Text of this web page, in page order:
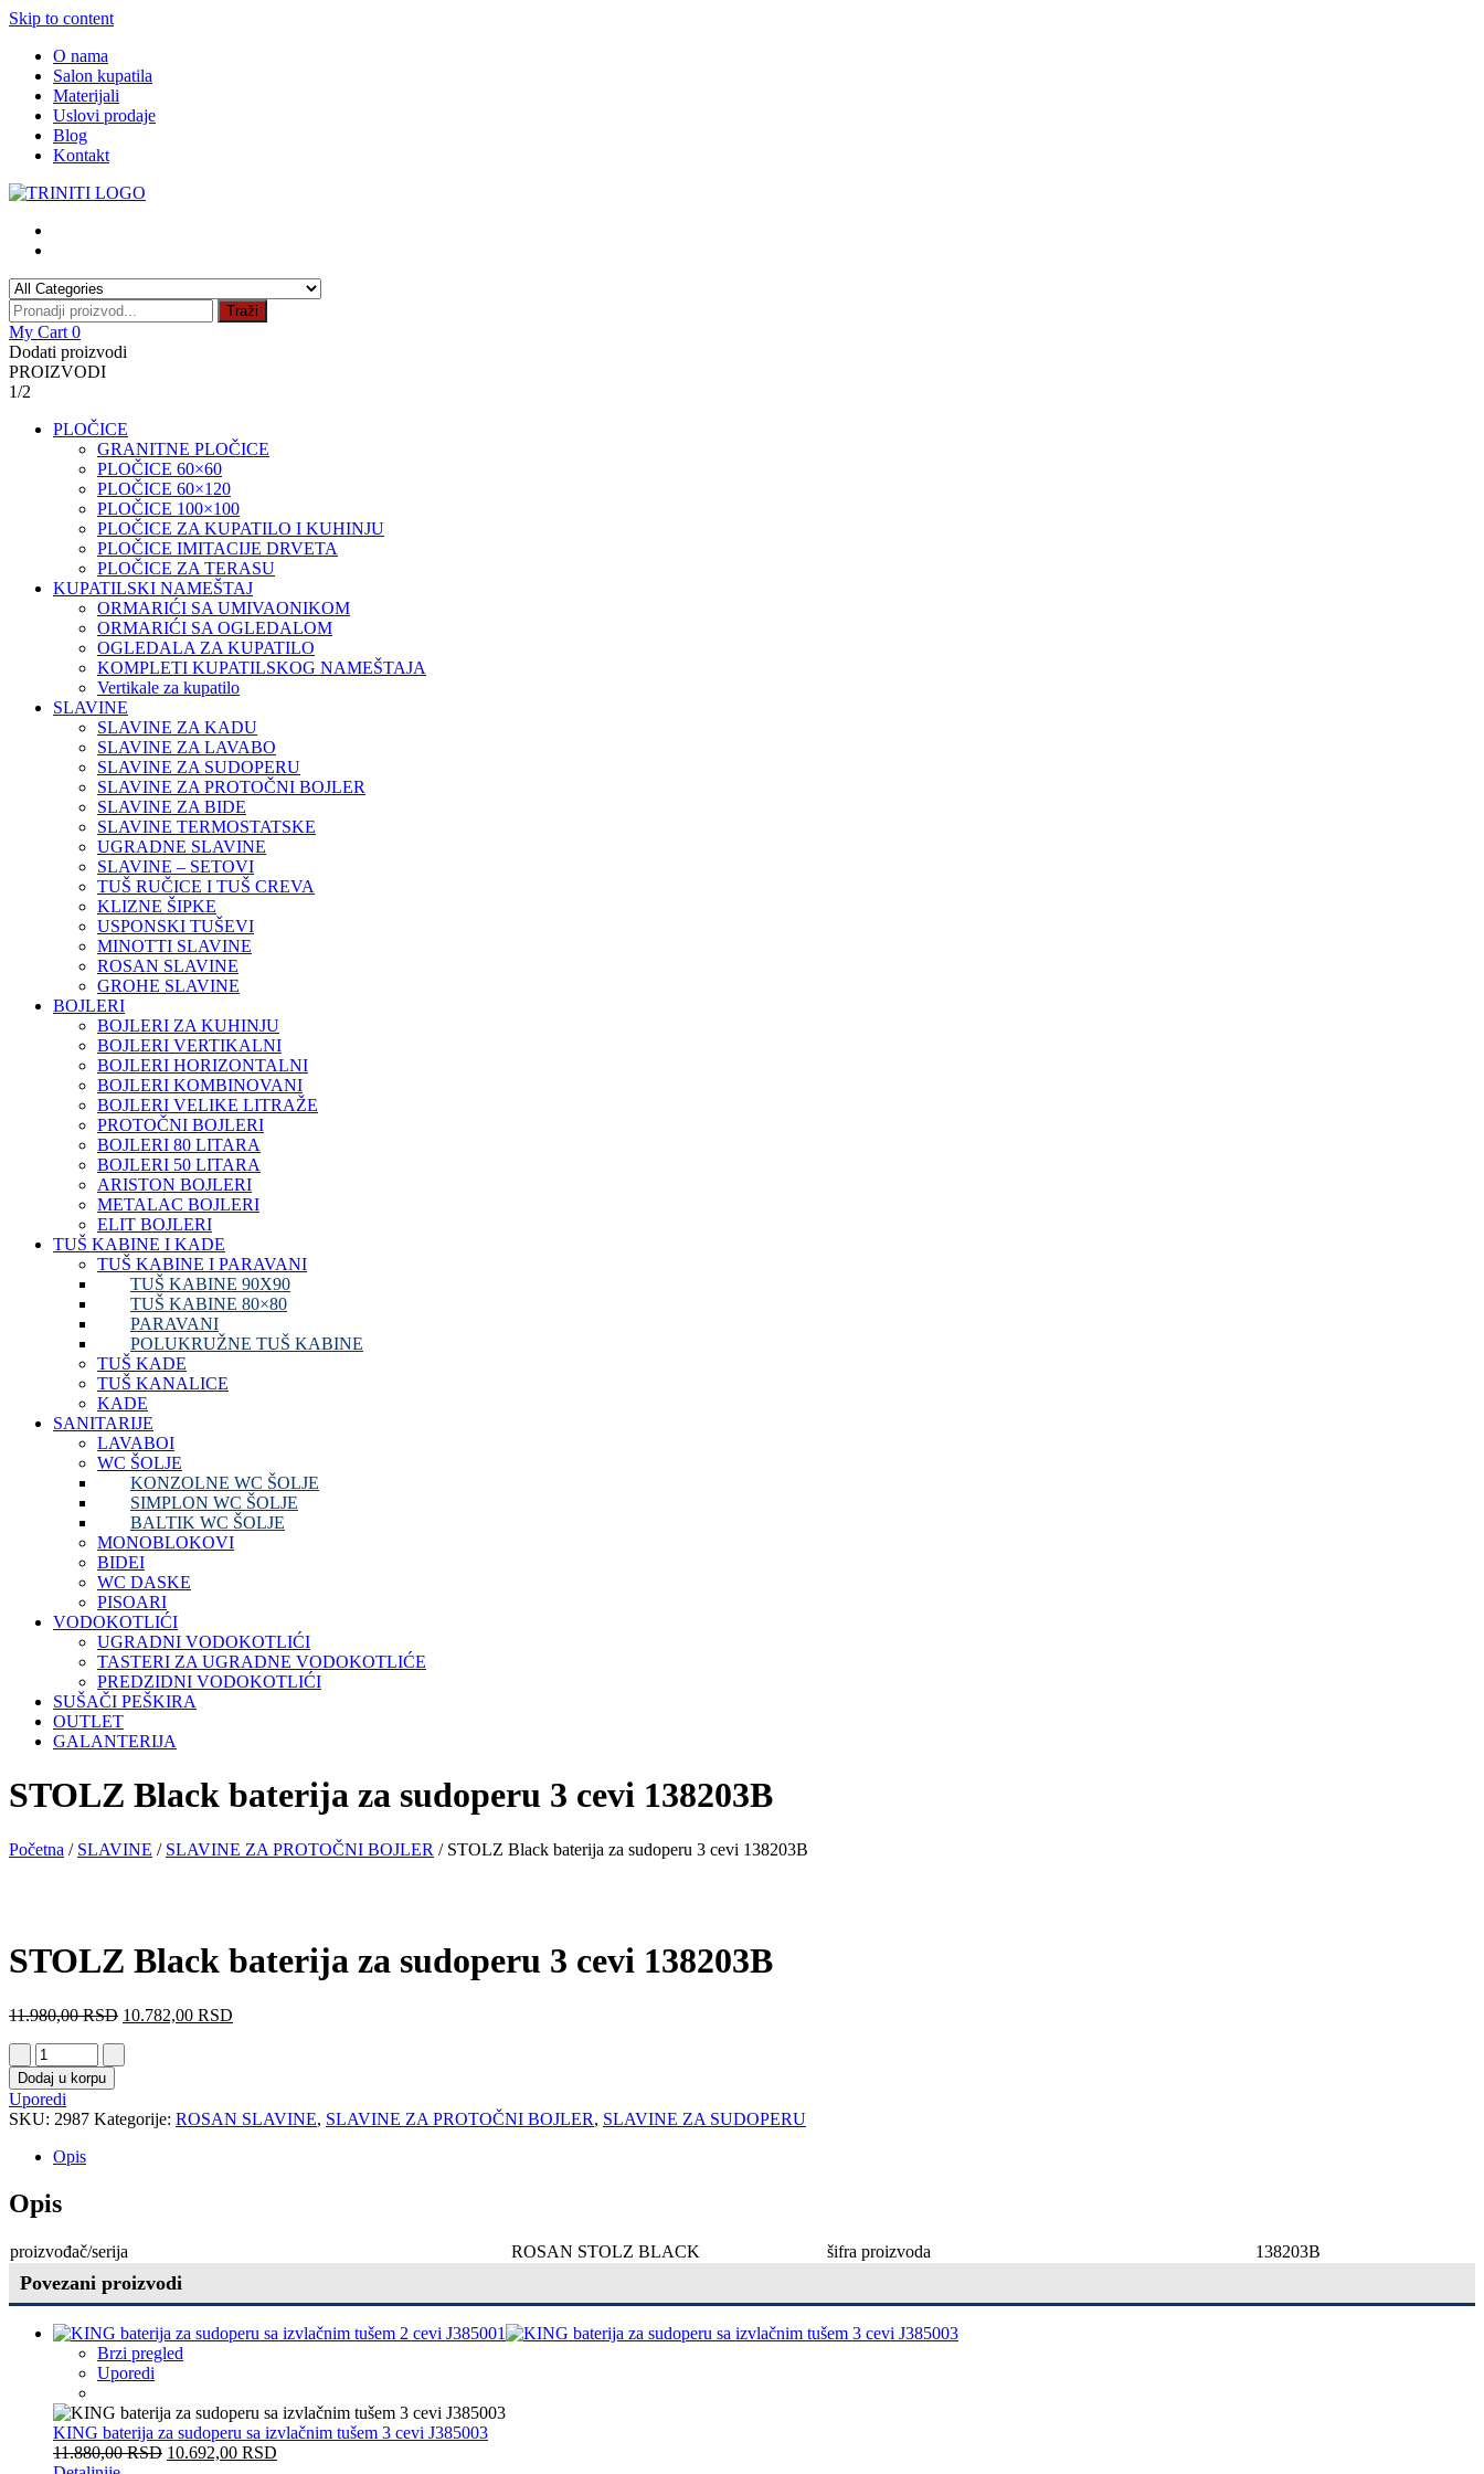
Skip to content
O nama
Salon kupatila
Materijali
Uslovi prodaje
Blog
Kontakt
Traži
My Cart 0
Dodati proizvodi
PROIZVODI
1/2
PLOČICE
GRANITNE PLOČICE
PLOČICE 60×60
PLOČICE 60×120
PLOČICE 100×100
PLOČICE ZA KUPATILO I KUHINJU
PLOČICE IMITACIJE DRVETA
PLOČICE ZA TERASU
KUPATILSKI NAMEŠTAJ
ORMARIĆI SA UMIVAONIKOM
ORMARIĆI SA OGLEDALOM
OGLEDALA ZA KUPATILO
KOMPLETI KUPATILSKOG NAMEŠTAJA
Vertikale za kupatilo
SLAVINE
SLAVINE ZA KADU
SLAVINE ZA LAVABO
SLAVINE ZA SUDOPERU
SLAVINE ZA PROTOČNI BOJLER
SLAVINE ZA BIDE
SLAVINE TERMOSTATSKE
UGRADNE SLAVINE
SLAVINE – SETOVI
TUŠ RUČICE I TUŠ CREVA
KLIZNE ŠIPKE
USPONSKI TUŠEVI
MINOTTI SLAVINE
ROSAN SLAVINE
GROHE SLAVINE
BOJLERI
BOJLERI ZA KUHINJU
BOJLERI VERTIKALNI
BOJLERI HORIZONTALNI
BOJLERI KOMBINOVANI
BOJLERI VELIKE LITRAŽE
PROTOČNI BOJLERI
BOJLERI 80 LITARA
BOJLERI 50 LITARA
ARISTON BOJLERI
METALAC BOJLERI
ELIT BOJLERI
TUŠ KABINE I KADE
TUŠ KABINE I PARAVANI
TUŠ KABINE 90X90
TUŠ KABINE 80×80
PARAVANI
POLUKRUŽNE TUŠ KABINE
TUŠ KADE
TUŠ KANALICE
KADE
SANITARIJE
LAVABOI
WC ŠOLJE
KONZOLNE WC ŠOLJE
SIMPLON WC ŠOLJE
BALTIK WC ŠOLJE
MONOBLOKOVI
BIDEI
WC DASKE
PISOARI
VODOKOTLIĆI
UGRADNI VODOKOTLIĆI
TASTERI ZA UGRADNE VODOKOTLIĆE
PREDZIDNI VODOKOTLIĆI
SUŠAČI PEŠKIRA
OUTLET
GALANTERIJA
STOLZ Black baterija za sudoperu 3 cevi 138203B
Početna / SLAVINE / SLAVINE ZA PROTOČNI BOJLER / STOLZ Black baterija za sudoperu 3 cevi 138203B
STOLZ Black baterija za sudoperu 3 cevi 138203B
11.980,00RSD 10.782,00 RSD
Dodaj u korpu
Uporedi
SKU: 2987 Kategorije: ROSAN SLAVINE, SLAVINE ZA PROTOČNI BOJLER, SLAVINE ZA SUDOPERU
Opis
Opis
proizvođač/serija ROSAN STOLZ BLACK šifra proizvoda 138203B
Povezani proizvodi
Brzi pregled
Uporedi
KING baterija za sudoperu sa izvlačnim tušem 3 cevi J385003
11.880,00RSD 10.692,00 RSD